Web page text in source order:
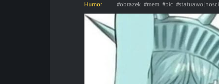
Humor #obrazek #mem #pic #statuawolnosci